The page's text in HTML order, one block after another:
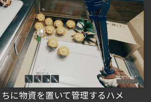
に物資を置いて管理するハメ